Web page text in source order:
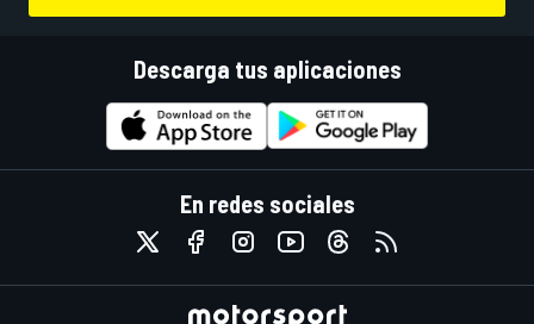
Descarga tus aplicaciones
En redes sociales